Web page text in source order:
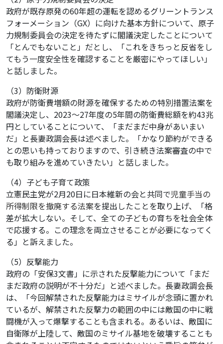
政府が既存原発の60年超の運転を認めるグリーントランス
フォーメーション（GX）に向けた基本方針について、原子
力規制委員会の決定を待たずに閣議決定したことについて
「とんでもないこと」だとし、「これをきちっと反省をし
てもう一度安全性を確認することを厳密にやってほしい」
と話しました。
（3）防衛財源
政府が防衛費増額の財源を確保するための特別措置法案を
閣議決定し、2023～27年度の5年間の防衛費総額を約43兆
円としていることについて、「まだまだ中身があいまい
だ」と長妻政調会長は述べました。「かなり節約ができる
との思いも持っておりますので、引き続き法案審査の中で
も取り組みを進めていきたい」と話しました。
（4）子ども子育て政策
立憲民主党が2月20日に日本維新の会と共同で児童手当の
所得制限を撤廃する法案を提出したことを取り上げ、「格
差が拡大しない。そして、全ての子どもの育ちを社会全体
で応援する。この理念を両立させることが必要になってく
る」と訴えました。
（5）反撃能力
政府の「安保3文書」に示された反撃能力について「まだ
まだ政府の説明が不十分だ」と述べました。長妻政調会長
は、「今回解禁された反撃能力はミサイルが念頭に置かれ
ているが、解禁された反撃力の範囲の中には敵国の中に戦
闘機が入って爆撃することも含まれる。あるいは、敵国に
自衛隊が上陸して、敵国のミサイル基地を破壊することも